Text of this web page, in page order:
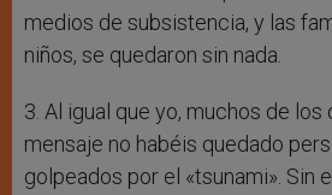
medios de subsistencia, y las
niños, se quedaron sin nada.
3. Al igual que yo, muchos de
mensaje no habéis quedado
golpeados por el «tsunami». Sin